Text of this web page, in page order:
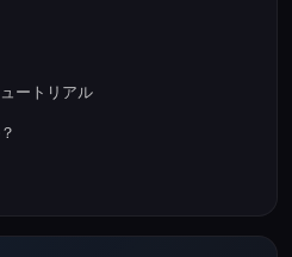
ートリアル